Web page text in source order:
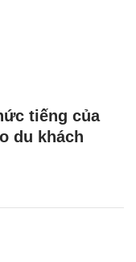
tiếng của
du khách